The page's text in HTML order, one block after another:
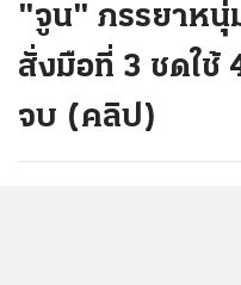
"จูน" ภรรยาหนุ่
สั่งมือที่ 3 ชดใช้
จบ (คลิป)